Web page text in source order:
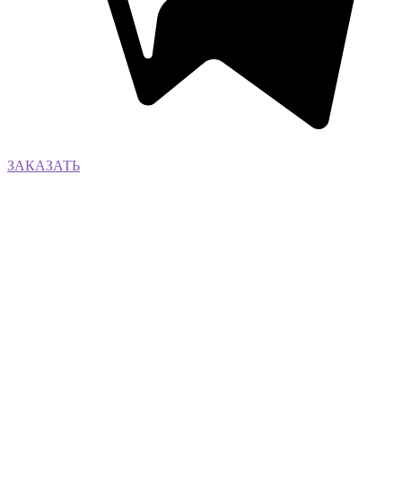
ЗАКАЗАТЬ